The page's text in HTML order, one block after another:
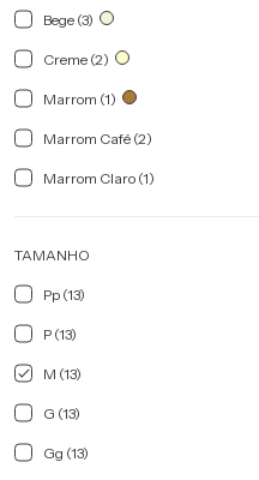
Bege (3)
Creme (2)
Marrom (1)
Marrom Café (2)
Marrom Claro (1)
TAMANHO
Pp (13)
P (13)
M (13)
G (13)
Gg (13)